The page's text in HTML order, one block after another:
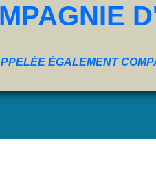
ÉGALEMENT